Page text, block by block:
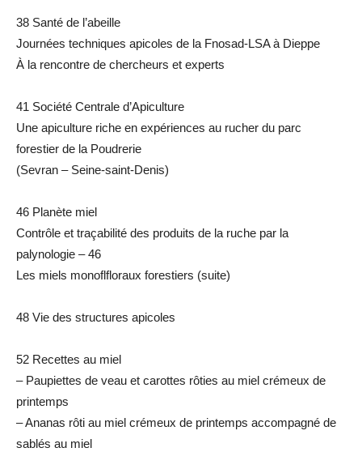
38 Santé de l’abeille
Journées techniques apicoles de la Fnosad-LSA à Dieppe
À la rencontre de chercheurs et experts
41 Société Centrale d’Apiculture
Une apiculture riche en expériences au rucher du parc
forestier de la Poudrerie
(Sevran – Seine-saint-Denis)
46 Planète miel
Contrôle et traçabilité des produits de la ruche par la
palynologie – 46
Les miels monoflfloraux forestiers (suite)
48 Vie des structures apicoles
52 Recettes au miel
– Paupiettes de veau et carottes rôties au miel crémeux de
printemps
– Ananas rôti au miel crémeux de printemps accompagné de
sablés au miel